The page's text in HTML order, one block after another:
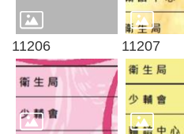
回
首
頁
網
站
11206 11207